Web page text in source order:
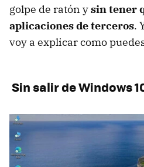
golpe de ratón ysin tener
aplicaciones de terceros.
voy a explicar como
Sin salir de Windows